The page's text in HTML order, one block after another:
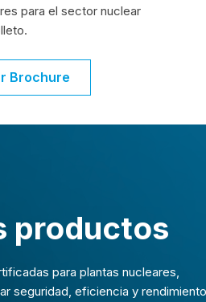
para el sector nuclear
Brochure
productos
para plantas nucleares,
seguridad, eficiencia y